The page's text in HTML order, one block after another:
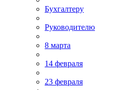
Бухгалтеру
Руководителю
8 марта
14 февраля
23 февраля